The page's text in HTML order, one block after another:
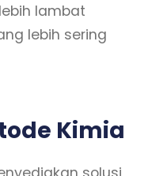
lambat
lebih sering
Kimia